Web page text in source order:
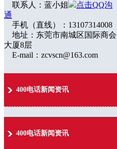
联系人：蓝小姐
点击QQ沟
通
手机（直线）：13107314008
地址：东莞市南城区国际商会
大厦8层
E-mail：zcvscn@163.com
400电话新闻资讯
400电话新闻资讯